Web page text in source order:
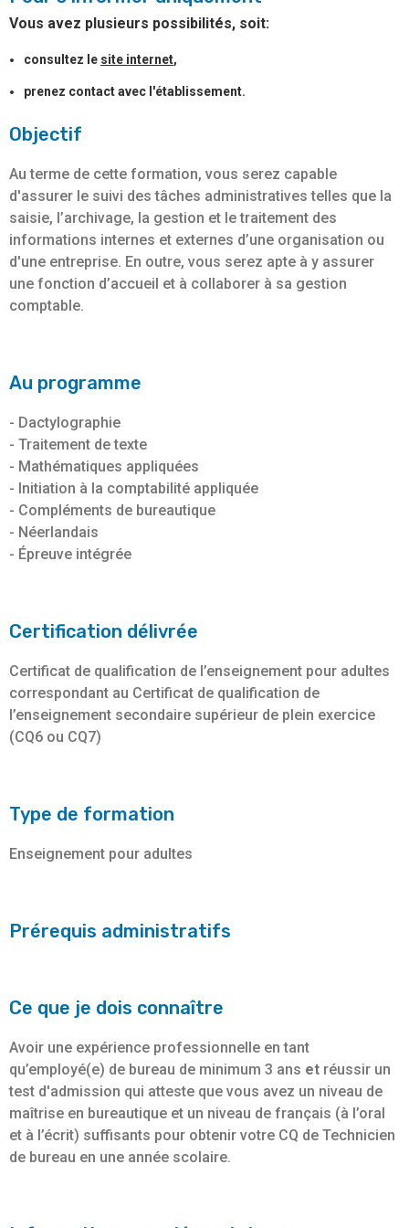
Objectif
Au terme de cette formation, vous serez capable
d'assurer le suivi des tâches administratives telles que la
saisie, l’archivage, la gestion et le traitement des
informations internes et externes d’une organisation ou
d'une entreprise. En outre, vous serez apte à y assurer
une fonction d’accueil et à collaborer à sa gestion
comptable.
Au programme
- Dactylographie
- Traitement de texte
- Mathématiques appliquées
- Initiation à la comptabilité appliquée
- Compléments de bureautique
- Néerlandais
- Épreuve intégrée
Certification délivrée
Certificat de qualification de l’enseignement pour adultes
correspondant au Certificat de qualification de
l’enseignement secondaire supérieur de plein exercice
(CQ6 ou CQ7)
Type de formation
Enseignement pour adultes
Prérequis administratifs
Ce que je dois connaître
Avoir une expérience professionnelle en tant
qu’employé(e) de bureau de minimum 3 ans et réussir un
test d'admission qui atteste que vous avez un niveau de
maîtrise en bureautique et un niveau de français (à l’oral
et à l’écrit) suffisants pour obtenir votre CQ de Technicien
de bureau en une année scolaire.
Vous avez plusieurs possibilités, soit:
consultez le site internet,
prenez contact avec l'établissement.